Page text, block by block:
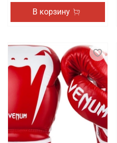
В корзину